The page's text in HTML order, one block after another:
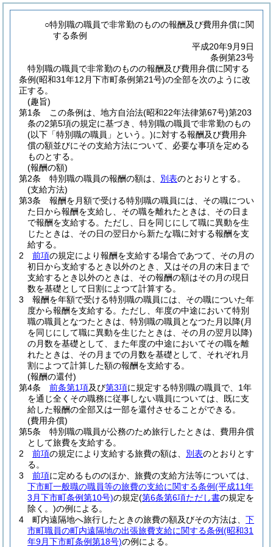
○特別職の職員で非常勤のものの報酬及び費用弁償に関
する条例
平成20年9月9日
条例第23号
特別職の職員で非常勤のものの報酬及び費用弁償に関する
条例(昭和31年12月下市町条例第21号)の全部を次のように改
正する。
(趣旨)
第1条
この条例は、地方自治法(昭和22年法律第67号)第203
条の2第5項の規定に基づき、特別職の職員で非常勤のもの
(以下「特別職の職員」という。)に対する報酬及び費用弁
償の額並びにその支給方法について、必要な事項を定める
ものとする。
(報酬の額)
第2条
特別職の職員の報酬の額は、 別表のとおりとする。
(支給方法)
第3条
報酬を月額で受ける特別職の職員には、その職につい
た日から報酬を支給し、その職を離れたときは、その日ま
で報酬を支給する。 ただし、日を同じにして職に異動を生
じたときは、その日の翌日から新たな職に対する報酬を支
給する。
2
前項の規定により報酬を支給する場合であつて、その月の
初日から支給するとき以外のとき、又はその月の末日まで
支給するとき以外のときは、その報酬の額はその月の現日
数を基礎として日割によつて計算する。
3
報酬を年額で受ける特別職の職員には、その職についた年
度から報酬を支給する。 ただし、年度の中途において特別
職の職員となつたときは、特別職の職員となつた月以降(月
を同じにして職に異動を生じたときは、その月の翌月以降)
の月数を基礎として、また年度の中途においてその職を離
れたときは、その月までの月数を基礎として、それぞれ月
割によつて計算した額の報酬を支給する。
(報酬の還付)
第4条
前条第1項及び第3項に規定する特別職の職員で、1年
を通じ全くその職務に従事しない職員については、既に支
給した報酬の全部又は一部を還付させることができる。
(費用弁償)
第5条
特別職の職員が公務のため旅行したときは、費用弁償
として旅費を支給する。
2
前項の規定により支給する旅費の額は、 別表のとおりとす
る。
3
前項に定めるもののほか、旅費の支給方法等については、
下市町一般職の職員等の旅費の支給に関する条例(平成11年
3月下市町条例第10号)の規定(第6条第6項ただし書の規定を
除く。)の例による。
4
町内遠隔地へ旅行したときの旅費の額及びその方法は、 下
市町職員の町内遠隔地の出張旅費支給に関する条例(昭和31
年9月下市町条例第18号)の例による。